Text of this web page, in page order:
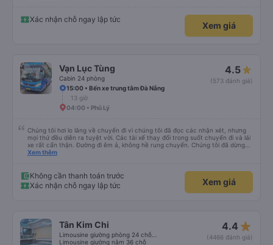
Xác nhận chỗ ngay lập tức
Xem giá
Vạn Lục Tùng
Cabin 24 phòng
4.5
(573 đánh giá)
15:00 • Bến xe trung tâm Đà Nẵng
13 giờ
04:00 • Phủ Lý
Chúng tôi hơi lo lắng về chuyến đi vì chúng tôi đã đọc các nhận xét, nhưng
mọi thứ đều diễn ra tuyệt vời. Các tài xế thay đổi trong suốt chuyến đi và lái
xe rất cẩn thận. Đường đi êm ả, không hề rung chuyển. Chúng tôi đã dừng
đủ số lần để đi vệ sinh và dừng lại để ăn tối. Nhìn chung, ghế ngồi có thể hơi
Xem thêm
Không cần thanh toán trước
Xác nhận chỗ ngay lập tức
Xem giá
Tân Kim Chi
Limousine giường nằm 36 chỗ
4.4 star_rate
(4466 đánh giá)